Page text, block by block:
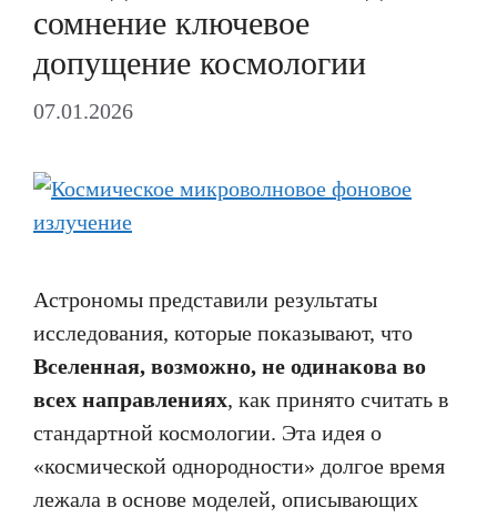
сомнение ключевое
допущение космологии
07.01.2026
Астрономы представили результаты
исследования, которые показывают, что
Вселенная, возможно, не одинакова во
всех направлениях, как принято считать в
стандартной космологии. Эта идея о
«космической однородности» долгое время
лежала в основе моделей, описывающих